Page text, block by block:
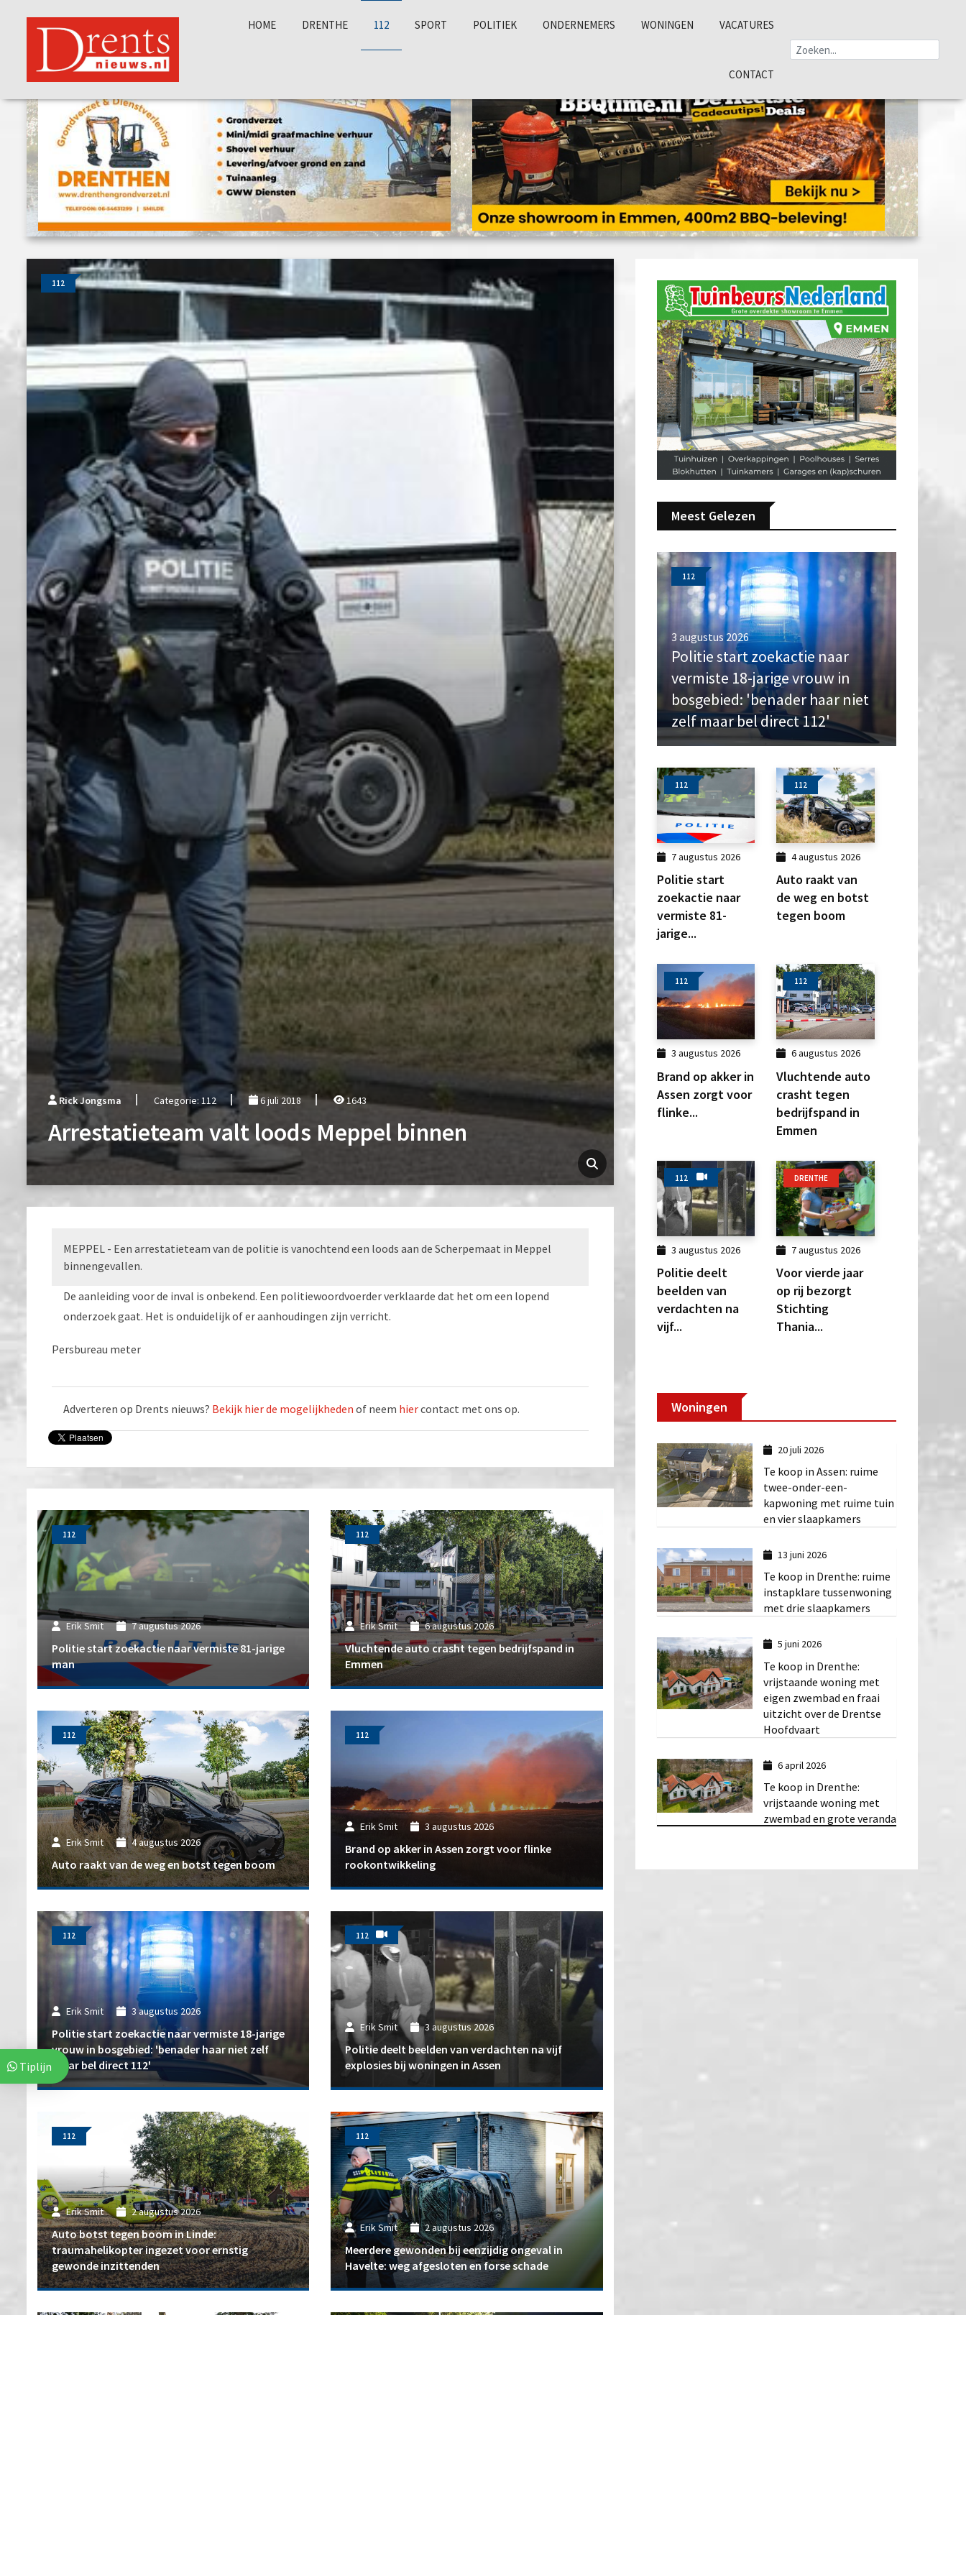
HOME DRENTHE 112 SPORT POLITIEK ONDERNEMERS WONINGEN VACATURES
CONTACT
112
Rick Jongsma Categorie: 112 6 juli 2018 1643
Arrestatieteam valt loods Meppel binnen
MEPPEL - Een arrestatieteam van de politie is vanochtend een loods aan de Scherpemaat in Meppel
binnengevallen.
De aanleiding voor de inval is onbekend. Een politiewoordvoerder verklaarde dat het om een lopend
onderzoek gaat. Het is onduidelijk of er aanhoudingen zijn verricht.
Persbureau meter
Adverteren op Drents nieuws? Bekijk hier de mogelijkheden of neem hiercontact met ons op.
Erik Smit 7 augustus 2026
Politie start zoekactie naar vermiste 81-jarige
man
112
Erik Smit 6 augustus 2026
Vluchtende auto crasht tegen bedrijfspand in
Emmen
112
Erik Smit 4 augustus 2026
Auto raakt van de weg en botst tegen boom
112
Erik Smit 3 augustus 2026
Brand op akker in Assen zorgt voor flinke
rookontwikkeling
112
Erik Smit 3 augustus 2026
Politie start zoekactie naar vermiste 18-jarige
vrouw in bosgebied: 'benader haar niet zelf
maar bel direct 112'
112
Erik Smit 3 augustus 2026
Politie deelt beelden van verdachten na vijf
explosies bij woningen in Assen
112
Erik Smit 2 augustus 2026
Auto botst tegen boom in Linde:
traumahelikopter ingezet voor ernstig
gewonde inzittenden
112
Erik Smit 2 augustus 2026
Meerdere gewonden bij eenzijdig ongeval in
Havelte: weg afgesloten en forse schade
112
Meest Gelezen
112
3 augustus 2026
Politie start zoekactie naar
vermiste 18-jarige vrouw in
bosgebied: 'benader haar niet
zelf maar bel direct 112'
112
7 augustus 2026
Politie start
zoekactie naar
vermiste 81-
jarige...
112
4 augustus 2026
Auto raakt van
de weg en botst
tegen boom
112
3 augustus 2026
Brand op akker in
Assen zorgt voor
flinke...
112
6 augustus 2026
Vluchtende auto
crasht tegen
bedrijfspand in
Emmen
112
3 augustus 2026
Politie deelt
beelden van
verdachten na
vijf...
DRENTHE
7 augustus 2026
Voor vierde jaar
op rij bezorgt
Stichting
Thania...
Woningen
20 juli 2026
Te koop in Assen: ruime
twee-onder-een-
kapwoning met ruime tuin
en vier slaapkamers
13 juni 2026
Te koop in Drenthe: ruime
instapklare tussenwoning
met drie slaapkamers
5 juni 2026
Te koop in Drenthe:
vrijstaande woning met
eigen zwembad en fraai
uitzicht over de Drentse
Hoofdvaart
6 april 2026
Te koop in Drenthe:
vrijstaande woning met
zwembad en grote veranda
Tiplijn